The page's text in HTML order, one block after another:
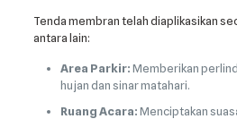
Tenda membran telah diaplikasikan
antara lain:
Area Parkir:Memberikan
hujan dan sinar matahari.
Ruang Acara:Menciptakan